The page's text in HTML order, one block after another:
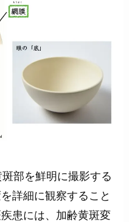
部を鮮明に撮影する
詳細に観察すること
患には、加齢黄斑変